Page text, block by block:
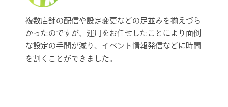
複数店舗の配信や設定変更などの足並みを揃えづら
かったのですが、運用をお任せしたことにより面倒
な設定の手間が減り、イベント情報発信などに時間
を割くことができました。